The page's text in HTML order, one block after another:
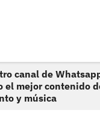
canal de
el mejor contenido
y música